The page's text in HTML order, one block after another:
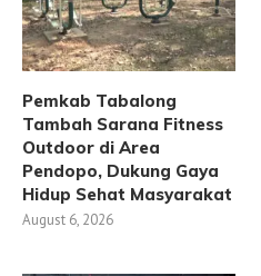
Pemkab Tabalong
Tambah Sarana Fitness
Outdoor di Area
Pendopo, Dukung Gaya
Hidup Sehat Masyarakat
August 6, 2026